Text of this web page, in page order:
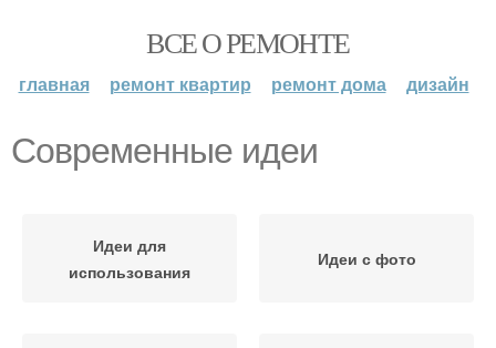
ВСЕ О РЕМОНТЕ
главная ремонт квартир ремонт дома дизайн
Современные идеи
Идеи для
использования
Идеи с фото